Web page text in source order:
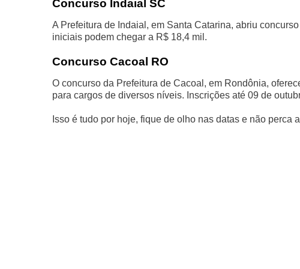
Concurso Indaial SC
A Prefeitura de Indaial, em Santa Catarina, abriu
iniciais podem chegar a R$ 18,4 mil.
Concurso Cacoal RO
O concurso da Prefeitura de Cacoal, em Rondônia,
para cargos de diversos níveis. Inscrições até 09 de
Isso é tudo por hoje, fique de olho nas datas e não